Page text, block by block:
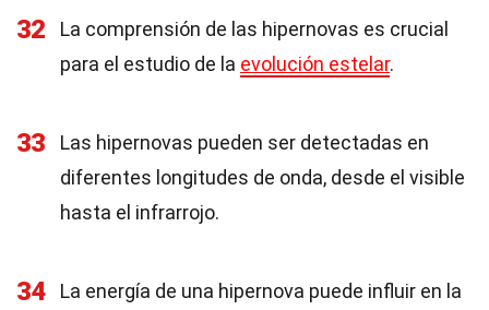
32
La comprensión de las hipernovas es crucial
para el estudio de la evolución estelar.
33
Las hipernovas pueden ser detectadas en
diferentes longitudes de onda, desde el visible
hasta el infrarrojo.
34
La energía de una hipernova puede influir en la